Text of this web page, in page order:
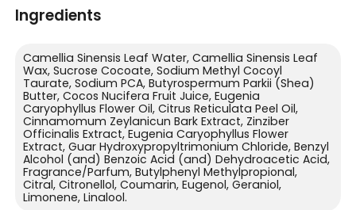
Ingredients
Camellia Sinensis Leaf Water, Camellia Sinensis Leaf
Wax, Sucrose Cocoate, Sodium Methyl Cocoyl
Taurate, Sodium PCA, Butyrospermum Parkii (Shea)
Butter, Cocos Nucifera Fruit Juice, Eugenia
Caryophyllus Flower Oil, Citrus Reticulata Peel Oil,
Cinnamomum Zeylanicun Bark Extract, Zinziber
Officinalis Extract, Eugenia Caryophyllus Flower
Extract, Guar Hydroxypropyltrimonium Chloride, Benzyl
Alcohol (and) Benzoic Acid (and) Dehydroacetic Acid,
Fragrance/Parfum, Butylphenyl Methylpropional,
Citral, Citronellol, Coumarin, Eugenol, Geraniol,
Limonene, Linalool.